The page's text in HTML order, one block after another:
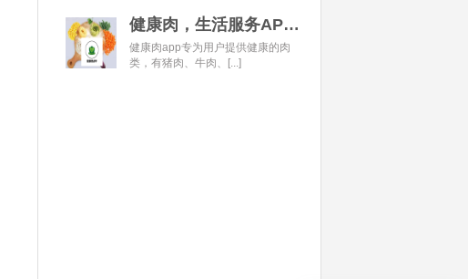
健康肉，生活服务APP开发经典案例
健康肉app专为用户提供健康的肉
类，有猪肉、牛肉、[...]